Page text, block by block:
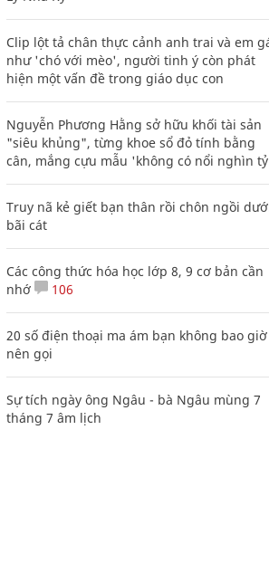
Clip lột tả chân thực cảnh anh trai và em
như 'chó với mèo', người tinh ý còn phát
hiện một vấn đề trong giáo dục con
Nguyễn Phương Hằng sở hữu khối tài sản
"siêu khủng", từng khoe sổ đỏ tính bằng
cân, mắng cựu mẫu 'không có nổi nghìn
Truy nã kẻ giết bạn thân rồi chôn ngồi
bãi cát
Các công thức hóa học lớp 8, 9 cơ bản cần
nhớ
106
20 số điện thoại ma ám bạn không bao giờ
nên gọi
Sự tích ngày ông Ngâu - bà Ngâu mùng 7
tháng 7 âm lịch